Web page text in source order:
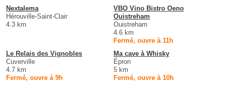
Nextalema
Hérouville-Saint-Clair
4.3 km
VBO Vino Bistro Oeno
Ouistreham
Ouistreham
4.6 km
Fermé, ouvre à 11h
Le Relais des Vignobles
Cuverville
4.7 km
Fermé, ouvre à 9h
Ma cave à Whisky
Épron
5 km
Fermé, ouvre à 10h